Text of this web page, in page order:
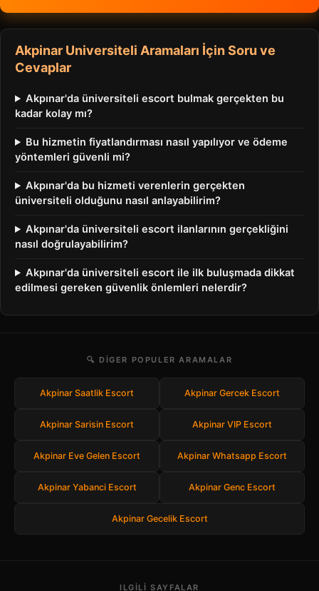
Akpinar Universiteli Aramaları İçin Soru ve
Cevaplar
Akpınar'da üniversiteli escort bulmak gerçekten bu
kadar kolay mı?
Bu hizmetin fiyatlandırması nasıl yapılıyor ve ödeme
yöntemleri güvenli mi?
Akpınar'da bu hizmeti verenlerin gerçekten
üniversiteli olduğunu nasıl anlayabilirim?
Akpınar'da üniversiteli escort ilanlarının gerçekliğini
nasıl doğrulayabilirim?
Akpınar'da üniversiteli escort ile ilk buluşmada dikkat
edilmesi gereken güvenlik önlemleri nelerdir?
🔍 DIGER POPULER ARAMALAR
Akpinar Saatlik Escort Akpinar Gercek Escort
Akpinar Sarisin Escort Akpinar VIP Escort
Akpinar Eve Gelen Escort Akpinar Whatsapp Escort
Akpinar Yabanci Escort Akpinar Genc Escort
Akpinar Gecelik Escort
ILGILI SAYFALAR